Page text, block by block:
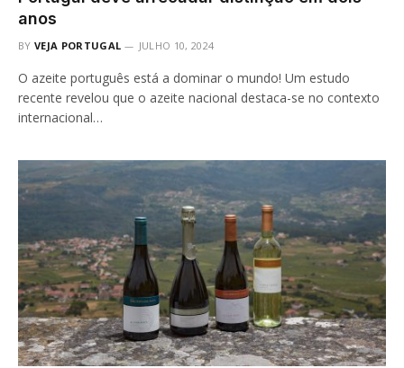
anos
BY VEJA PORTUGAL JULHO 10, 2024
O azeite português está a dominar o mundo! Um estudo
recente revelou que o azeite nacional destaca-se no contexto
internacional…